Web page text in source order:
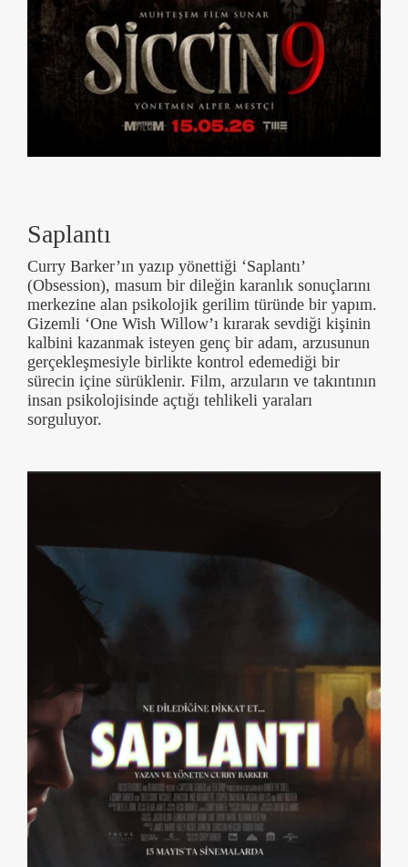
Saplantı
Curry Barker’ın yazıp yönettiği ‘Saplantı’
(Obsession), masum bir dileğin karanlık sonuçlarını
merkezine alan psikolojik gerilim türünde bir yapım.
Gizemli ‘One Wish Willow’ı kırarak sevdiği kişinin
kalbini kazanmak isteyen genç bir adam, arzusunun
gerçekleşmesiyle birlikte kontrol edemediği bir
sürecin içine sürüklenir. Film, arzuların ve takıntının
insan psikolojisinde açtığı tehlikeli yaraları
sorguluyor.